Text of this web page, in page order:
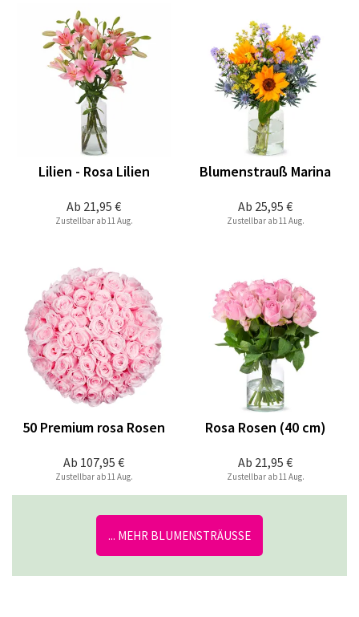
Ab 21,95 €
Lilien - Rosa Lilien
Zustellbar ab 11 Aug.
Ab 25,95 €
Blumenstrauß Marina
Zustellbar ab 11 Aug.
Ab 107,95 €
50 Premium rosa Rosen
Zustellbar ab 11 Aug.
Ab 21,95 €
Rosa Rosen (40 cm)
Zustellbar ab 11 Aug.
... MEHR BLUMENSTRÄUSSE